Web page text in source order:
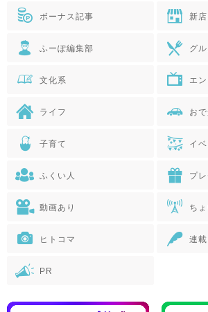
ボーナス記事 新
ふーぽ編集部 グル
文化系 エ
ライフ お
子育て イベ
ふくい人 プ
動画あり ち
ヒトコマ 連載
PR